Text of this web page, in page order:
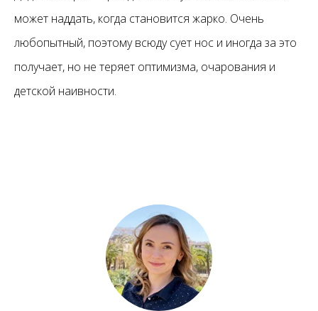
может наддать, когда становится жарко. Очень
любопытный, поэтому всюду сует нос и иногда за это
получает, но не теряет оптимизма, очарования и
детской наивности.